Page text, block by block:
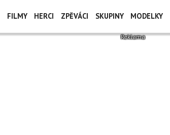
FILMY HERCI ZPĚVÁCI SKUPINY MODELKY